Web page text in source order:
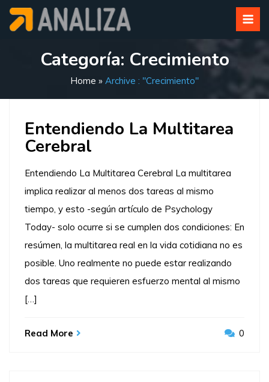
Categoría: Crecimiento
Home » Archive : "Crecimiento"
Entendiendo La Multitarea
Cerebral
Entendiendo La Multitarea Cerebral La multitarea
implica realizar al menos dos tareas al mismo
tiempo, y esto -según artículo de Psychology
Today- solo ocurre si se cumplen dos condiciones: En
resúmen, la multitarea real en la vida cotidiana no es
posible. Uno realmente no puede estar realizando
dos tareas que requieren esfuerzo mental al mismo
[…]
Read More 0